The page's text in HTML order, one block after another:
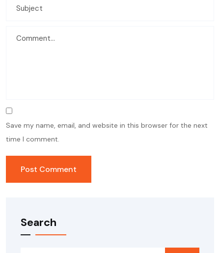
Save my name, email, and website in this browser for the next
time I comment.
Search